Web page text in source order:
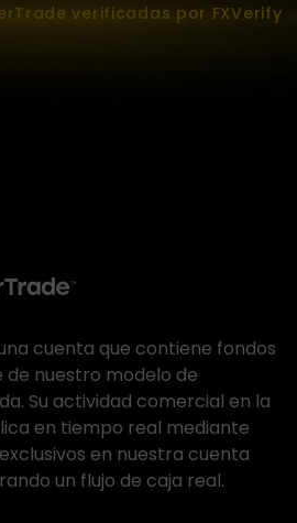
verificadas por FXVerify
cuenta que contiene fondos
nuestro modelo de
Su actividad comercial en la
en tiempo real mediante
en nuestra cuenta
un flujo de caja real.